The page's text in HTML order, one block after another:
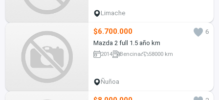
Limache
$6.700.000
6
Mazda 2 full 1.5 año km
2014 Bencina 58000 km
Ñuñoa